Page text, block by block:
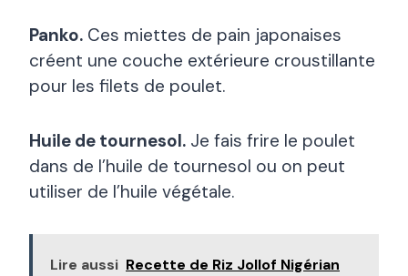
Panko. Ces miettes de pain japonaises
créent une couche extérieure croustillante
pour les filets de poulet.
Huile de tournesol. Je fais frire le poulet
dans de l’huile de tournesol ou on peut
utiliser de l’huile végétale.
Lire aussi Recette de Riz Jollof Nigérian